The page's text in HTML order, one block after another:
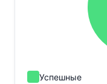
Успешные